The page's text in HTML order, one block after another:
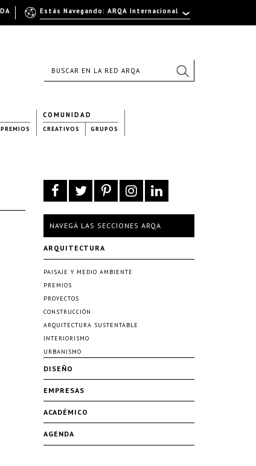
PREMIOS
COMUNIDAD
CREATIVOS GRUPOS
NAVEGÁ LAS SECCIONES ARQA
ARQUITECTURA
PAISAJE Y MEDIO AMBIENTE
PREMIOS
PROYECTOS
CONSTRUCCIÓN
ARQUITECTURA SUSTENTABLE
INTERIORISMO
URBANISMO
DISEÑO
EMPRESAS
ACADÉMICO
AGENDA
Estás Navegando: ARQA Internacional